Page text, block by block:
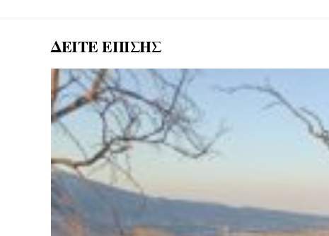
ΔΕΙΤΕ ΕΠΙΣΗΣ